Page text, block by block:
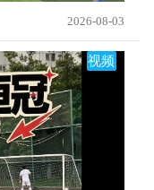
2026-08-03
视频